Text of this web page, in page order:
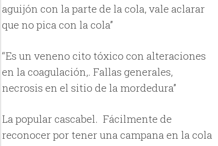
aguijón con la parte de la cola, vale aclarar
que no pica con la cola”
“Es un veneno cito tóxico con alteraciones
en la coagulación,. Fallas generales,
necrosis en el sitio de la mordedura”
La popular cascabel. Fácilmente de
reconocer por tener una campana en la cola